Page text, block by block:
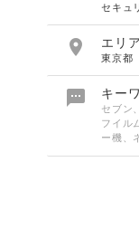
セキュ
 エリア
東京都
 キー
セブン
フイル
ー機、